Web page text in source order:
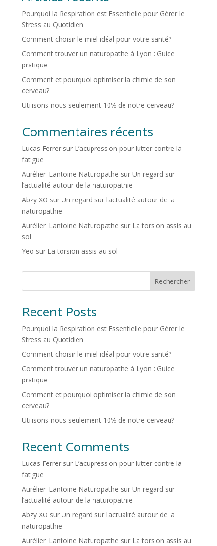
Pourquoi la Respiration est Essentielle pour Gérer le
Stress au Quotidien
Comment choisir le miel idéal pour votre santé?
Comment trouver un naturopathe à Lyon : Guide
pratique
Comment et pourquoi optimiser la chimie de son
cerveau?
Utilisons-nous seulement 10℅ de notre cerveau?
Commentaires récents
Lucas Ferrersur L’acupression pour lutter contre la
fatigue
Aurélien Lantoine Naturopathe sur Un regard sur
l’actualité autour de la naturopathie
Abzy XO sur Un regard sur l’actualité autour de la
naturopathie
Aurélien Lantoine Naturopathe sur La torsion assis au
sol
Yeo sur La torsion assis au sol
Rechercher
Recent Posts
Pourquoi la Respiration est Essentielle pour Gérer le
Stress au Quotidien
Comment choisir le miel idéal pour votre santé?
Comment trouver un naturopathe à Lyon : Guide
pratique
Comment et pourquoi optimiser la chimie de son
cerveau?
Utilisons-nous seulement 10℅ de notre cerveau?
Recent Comments
Lucas Ferrersur L’acupression pour lutter contre la
fatigue
Aurélien Lantoine Naturopathe sur Un regard sur
l’actualité autour de la naturopathie
Abzy XO sur Un regard sur l’actualité autour de la
naturopathie
Aurélien Lantoine Naturopathe sur La torsion assis au